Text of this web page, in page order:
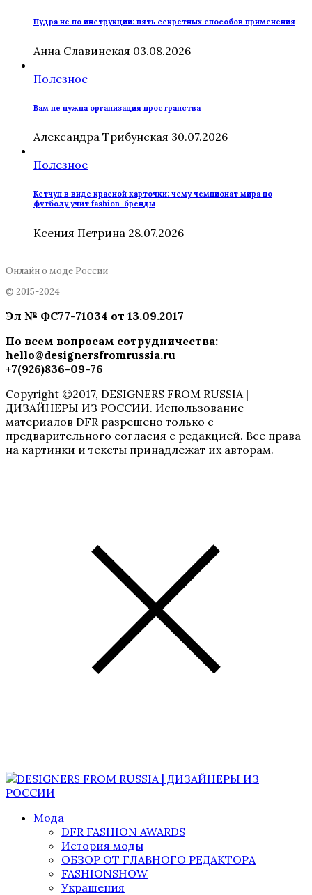
Пудра не по инструкции: пять секретных способов применения
Анна Славинская 03.08.2026
Полезное
Вам не нужна организация пространства
Александра Трибунская 30.07.2026
Полезное
Кетчуп в виде красной карточки: чему чемпионат мира по
футболу учит fashion-бренды
Ксения Петрина 28.07.2026
Онлайн о моде России
© 2015-2024
Эл № ФC77-71034 от 13.09.2017
По всем вопросам сотрудничества:
hello@designersfromrussia.ru
+7(926)836-09-76
Copyright ©2017, DESIGNERS FROM RUSSIA |
ДИЗАЙНЕРЫ ИЗ РОССИИ. Использование
материалов DFR разрешено только с
предварительного согласия с редакцией. Все права
на картинки и тексты принадлежат их авторам.
Мода
DFR FASHION AWARDS
История моды
ОБЗОР ОТ ГЛАВНОГО РЕДАКТОРА
FASHIONSHOW
Украшения